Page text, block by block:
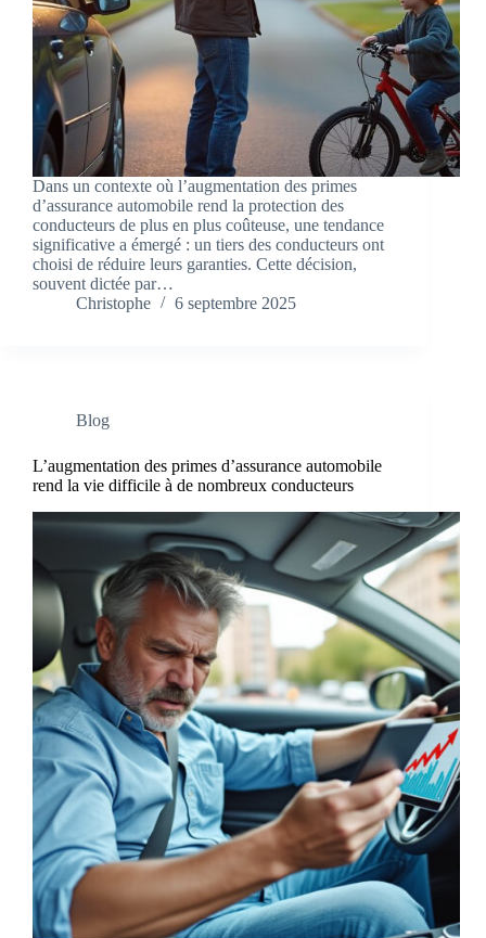
Dans un contexte où l’augmentation des primes
d’assurance automobile rend la protection des
conducteurs de plus en plus coûteuse, une tendance
significative a émergé : un tiers des conducteurs ont
choisi de réduire leurs garanties. Cette décision,
souvent dictée par…
Christophe
6 septembre 2025
Blog
L’augmentation des primes d’assurance automobile
rend la vie difficile à de nombreux conducteurs